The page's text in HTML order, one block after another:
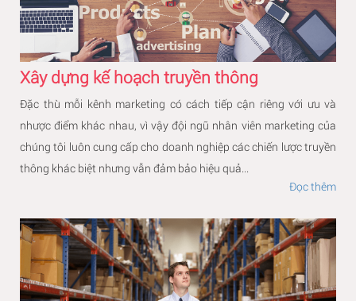
Xây dựng kế hoạch truyền thông
Đặc thù mỗi kênh marketing có cách tiếp cận riêng với ưu và
nhược điểm khác nhau, vì vậy đội ngũ nhân viên marketing của
chúng tôi luôn cung cấp cho doanh nghiệp các chiến lược truyền
thông khác biệt nhưng vẫn đảm bảo hiệu quả...
Đọc thêm